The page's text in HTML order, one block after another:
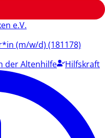
e.V.
(m/w/d) (181178)
der Altenhilfe Hilfskraft